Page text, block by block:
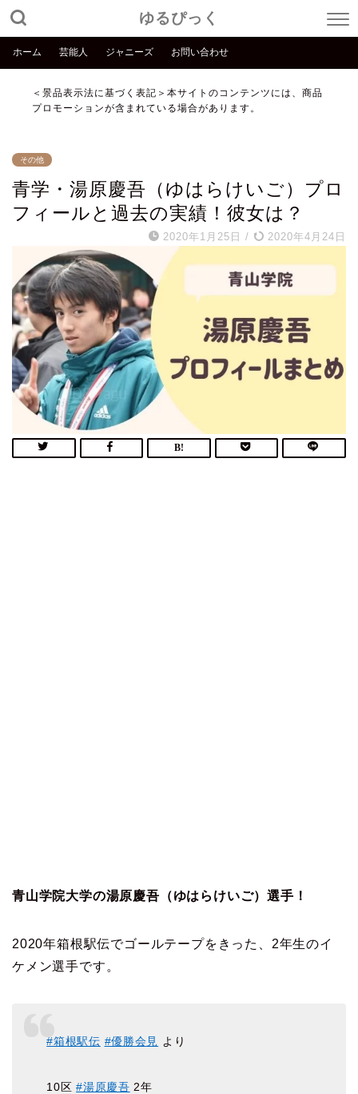
ゆるぴっく
ホーム 芸能人 ジャニーズ お問い合わせ
＜景品表示法に基づく表記＞本サイトのコンテンツには、商品
プロモーションが含まれている場合があります。
その他
青学・湯原慶吾（ゆはらけいご）プロ
フィールと過去の実績！彼女は？
2020年1月25日 / 2020年4月24日
青山学院大学の湯原慶吾（ゆはらけいご）選手！
2020年箱根駅伝でゴールテープをきった、2年生のイ
ケメン選手です。
#箱根駅伝 #優勝会見 より
10区#湯原慶吾 2年